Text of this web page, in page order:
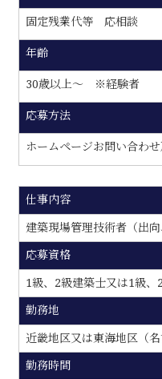
固定残業代等 応相談
年齢
30歳以上〜 ※経験者
応募方法
ホームページお問い合わ
仕事内容
建築現場管理技術者（出向
応募資格
1級、2級建築士又は1級
勤務地
近畿地区又は東海地区（名
勤務時間